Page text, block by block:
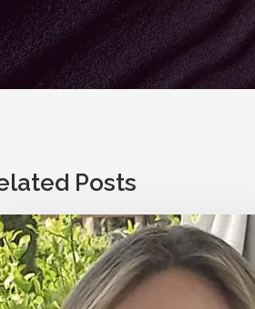
Posts